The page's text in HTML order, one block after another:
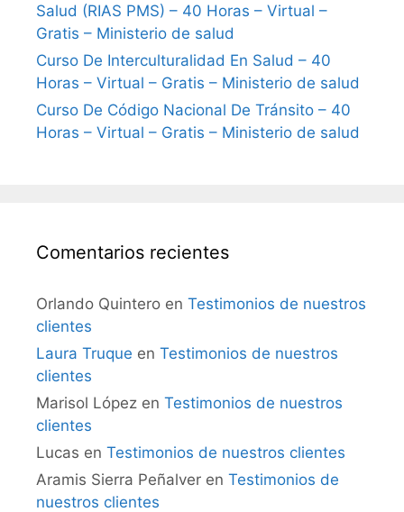
Salud (RIAS PMS) – 40 Horas – Virtual –
Gratis – Ministerio de salud
Curso De Interculturalidad En Salud – 40
Horas – Virtual – Gratis – Ministerio de salud
Curso De Código Nacional De Tránsito – 40
Horas – Virtual – Gratis – Ministerio de salud
Comentarios recientes
Orlando Quintero en Testimonios de nuestros
clientes
Laura Truque en Testimonios de nuestros
clientes
Marisol López en Testimonios de nuestros
clientes
Lucas en Testimonios de nuestros clientes
Aramis Sierra Peñalver en Testimonios de
nuestros clientes